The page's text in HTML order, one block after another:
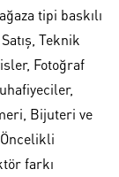
tipi baskılı
Teknik
Fotoğraf
Bijuteri ve
farkı